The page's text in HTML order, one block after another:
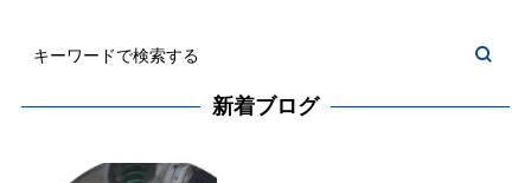
新着ブログ